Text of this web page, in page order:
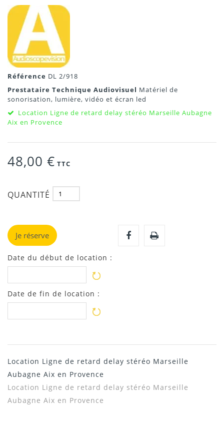
Référence DL 2/918
Prestataire Technique Audiovisuel Matériel de
sonorisation, lumière, vidéo et écran led
Location Ligne de retard delay stéréo Marseille Aubagne
Aix en Provence
48,00 € TTC
QUANTITÉ
Je réserve
Date du début de location :
Date de fin de location :
Location Ligne de retard delay stéréo Marseille
Aubagne Aix en Provence
Location Ligne de retard delay stéréo Marseille
Aubagne Aix en Provence